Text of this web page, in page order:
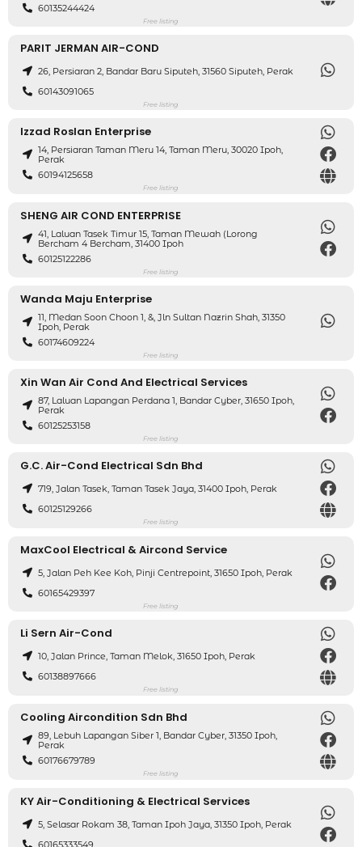
60135244424
Free listing
PARIT JERMAN AIR-COND
26, Persiaran 2, Bandar Baru Siputeh, 31560 Siputeh, Perak
60143091065
Free listing
Izzad Roslan Enterprise
14, Persiaran Taman Meru 14, Taman Meru, 30020 Ipoh,
Perak
60194125658
Free listing
SHENG AIR COND ENTERPRISE
41, Laluan Tasek Timur 15, Taman Mewah (lorong
Bercham 4 Bercham, 31400 Ipoh
60125122286
Free listing
Wanda Maju Enterprise
11, Medan Soon Choon 1, &, Jln Sultan Nazrin Shah, 31350
Ipoh, Perak
60174609224
Free listing
Xin Wan Air Cond And Electrical Services
87, Laluan Lapangan Perdana 1, Bandar Cyber, 31650 Ipoh,
Perak
60125253158
Free listing
G.C. Air-Cond Electrical Sdn Bhd
719, Jalan Tasek, Taman Tasek Jaya, 31400 Ipoh, Perak
60125129266
Free listing
MaxCool Electrical & Aircond Service
5, Jalan Peh Kee Koh, Pinji Centrepoint, 31650 Ipoh, Perak
60165429397
Free listing
Li Sern Air-Cond
10, Jalan Prince, Taman Melok, 31650 Ipoh, Perak
60138897666
Free listing
Cooling Aircondition Sdn Bhd
89, Lebuh Lapangan Siber 1, Bandar Cyber, 31350 Ipoh,
Perak
60176679789
Free listing
KY Air-Conditioning & Electrical Services
5, Selasar Rokam 38, Taman Ipoh Jaya, 31350 Ipoh, Perak
60165333549